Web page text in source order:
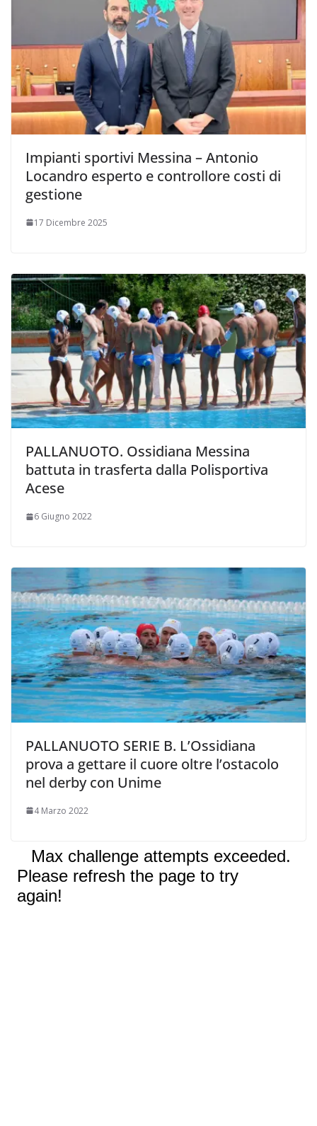
Impianti sportivi Messina – Antonio
Locandro esperto e controllore costi di
gestione
17 Dicembre 2025
PALLANUOTO. Ossidiana Messina
battuta in trasferta dalla Polisportiva
Acese
6 Giugno 2022
PALLANUOTO SERIE B. L’Ossidiana
prova a gettare il cuore oltre l’ostacolo
nel derby con Unime
4 Marzo 2022